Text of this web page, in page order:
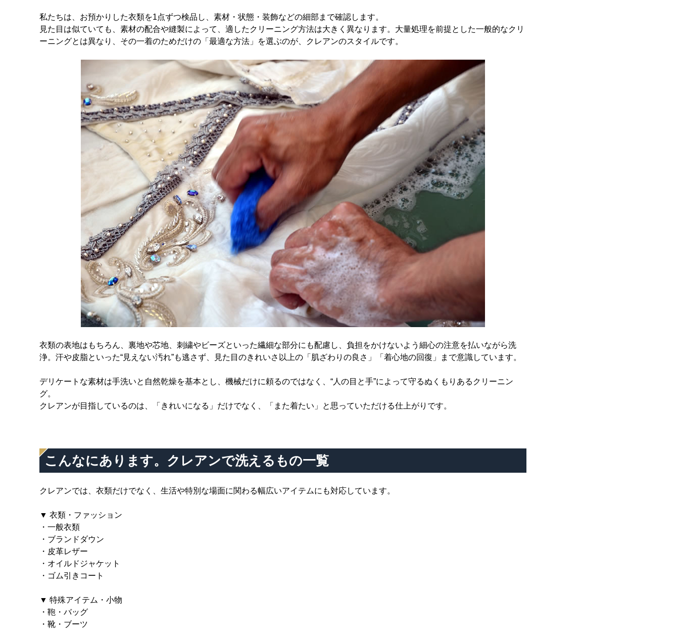
私たちは、お預かりした衣類を1点ずつ検品し、素材・状態・装飾などの細部まで確認します。
見た目は似ていても、素材の配合や縫製によって、適したクリーニング方法は大きく異なります。大量処理を前提とした一般的なクリ
ーニングとは異なり、その一着のためだけの「最適な方法」を選ぶのが、クレアンのスタイルです。
衣類の表地はもちろん、裏地や芯地、刺繍やビーズといった繊細な部分にも配慮し、負担をかけないよう細心の注意を払いながら洗
浄。汗や皮脂といった“見えない汚れ”も逃さず、見た目のきれいさ以上の「肌ざわりの良さ」「着心地の回復」まで意識しています。
デリケートな素材は手洗いと自然乾燥を基本とし、機械だけに頼るのではなく、“人の目と手”によって守るぬくもりあるクリーニン
グ。
クレアンが目指しているのは、「きれいになる」だけでなく、「また着たい」と思っていただける仕上がりです。
こんなにあります。クレアンで洗えるもの一覧
クレアンでは、衣類だけでなく、生活や特別な場面に関わる幅広いアイテムにも対応しています。
▼ 衣類・ファッション
・一般衣類
・ブランドダウン
・皮革レザー
・オイルドジャケット
・ゴム引きコート
▼ 特殊アイテム・小物
・鞄・バッグ
・靴・ブーツ